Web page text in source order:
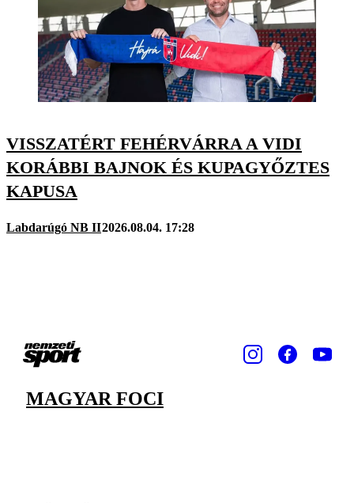
VISSZATÉRT FEHÉRVÁRRA A VIDI
KORÁBBI BAJNOK ÉS KUPAGYŐZTES
KAPUSA
Labdarúgó NB II2026.08.04. 17:28
MAGYAR FOCI